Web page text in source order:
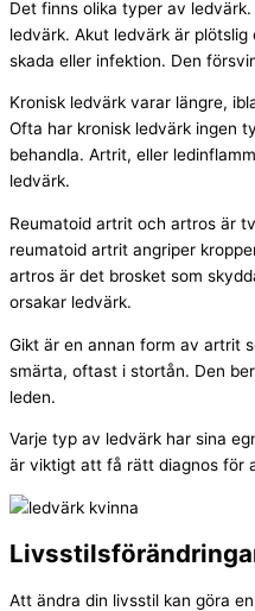
Det finns olika typer av
ledvärk. Akut ledvärk är
skada eller infektion. Den
Kronisk ledvärk varar längre,
Ofta har kronisk ledvärk ingen
behandla. Artrit, eller
ledvärk.
Reumatoid artrit och artros är
reumatoid artrit angriper
artros är det brosket som
orsakar ledvärk.
Gikt är en annan form av artrit
smärta, oftast i stortån. Den
leden.
Varje typ av ledvärk har sina
är viktigt att få rätt diagnos för
Att ändra din livsstil kan göra